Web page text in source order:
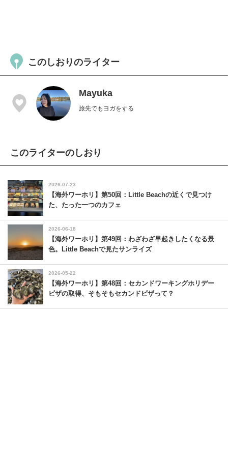
このしおりのライター
Mayuka
旅先でもヨガをする
このライターのしおり
2026-07-23
【海外ワーホリ】第50回：Little Beachの近くで見つけ
た、たった一つのカフェ
2026-06-18
【海外ワーホリ】第49回：わざわざ早起きしたくなる景
色。Little Beachで見たサンライズ
2026-05-22
【海外ワーホリ】第48回：セカンドワーキングホリデー
ビザの取得、そもそもセカンドビザって？